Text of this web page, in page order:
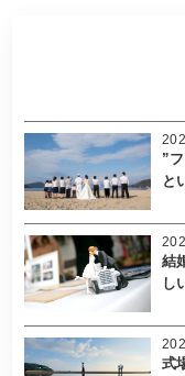
”
と
結
し
式